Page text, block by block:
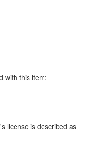
with this item:
license is described as